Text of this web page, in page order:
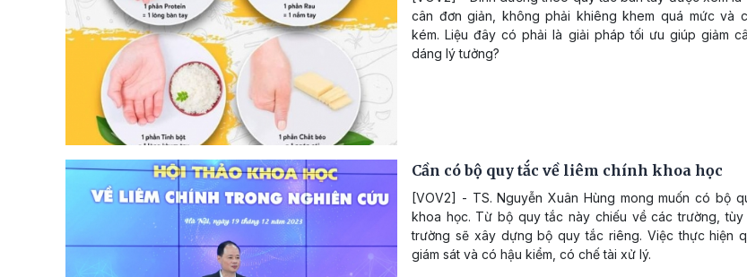
cân đơn giản, không phải khiêng khem quá mức và
kém. Liệu đây có phải là giải pháp tối ưu giúp giảm
dáng lý tưởng?
Cần có bộ quy tắc về liêm chính khoa học
[VOV2] - TS. Nguyễn Xuân Hùng mong muốn có bộ
khoa học. Từ bộ quy tắc này chiếu về các trường, tùy
trường sẽ xây dựng bộ quy tắc riêng. Việc thực hiện
giám sát và có hậu kiểm, có chế tài xử lý.